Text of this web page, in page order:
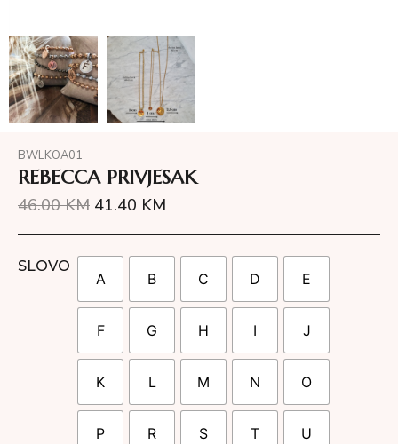
BWLKOA01
REBECCA PRIVJESAK
46.00KM 41.40 KM
SLOVO
A B C D E
F G H I J
K L M N O
P R S T U